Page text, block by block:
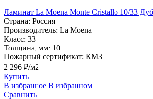
Ламинат La Moena Monte Cristallo 10/33
Страна: Россия
Производитель: La Moena
Класс: 33
Толщина, мм: 10
Пожарный сертификат: КМ3
2 296 ₽/м2
Купить
В избранное В избранном
Сравнить